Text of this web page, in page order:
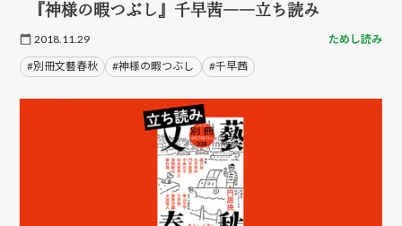
『神様の暇つぶし』千早茜――立ち読み
2018.11.29 ためし読み
#別冊文藝春秋 #神様の暇つぶし #千早茜